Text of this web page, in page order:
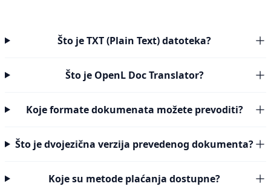
Što je TXT (Plain Text) datoteka?
Što je OpenL Doc Translator?
Koje formate dokumenata možete prevoditi?
Što je dvojezična verzija prevedenog dokumenta?
Koje su metode plaćanja dostupne?